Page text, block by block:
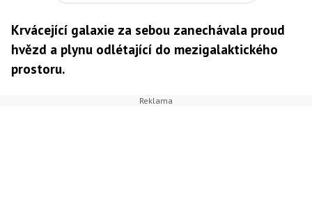
Krvácející galaxie za sebou zanechávala proud
hvězd a plynu odlétající do mezigalaktického
prostoru.